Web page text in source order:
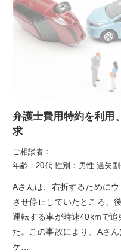
弁護士費用特約を利用
求
ご相談者：
年齢：20代 性別：男性 過失
Aさんは、右折するために
させ停止していたところ、
運転する車が時速40kmで追
た。この事故により、Aさ
ケ…